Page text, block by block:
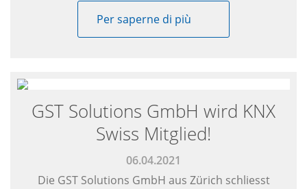
Per saperne di più
GST Solutions GmbH wird KNX
Swiss Mitglied!
06.04.2021
Die GST Solutions GmbH aus Zürich schliesst